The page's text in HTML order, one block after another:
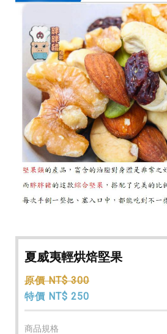
夏威夷輕烘焙堅果
原價 NT$ 300
特價 NT$ 250
商品規格